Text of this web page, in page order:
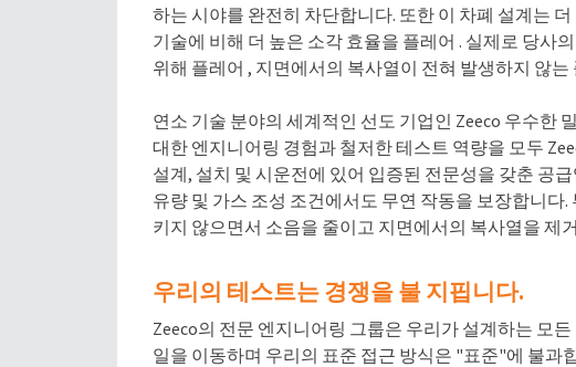
하는 시야를 완전히 차단합니다. 또한 이 차폐 설계는
기술에 비해 더 높은 소각 효율을 플레어 . 실제로 당사
위해 플레어 , 지면에서의 복사열이 전혀 발생하지 않는
연소 기술 분야의 세계적인 선도 기업인 Zeeco 우수한
대한 엔지니어링 경험과 철저한 테스트 역량을 모두
설계, 설치 및 시운전에 있어 입증된 전문성을 갖춘 공
유량 및 가스 조성 조건에서도 무연 작동을 보장합니다
키지 않으면서 소음을 줄이고 지면에서의 복사열을 제
우리의 테스트는 경쟁을 불 지핍니다.
Zeeco의 전문 엔지니어링 그룹은 우리가 설계하는 모
일을 이동하며 우리의 표준 접근 방식은 "표준"에 불과